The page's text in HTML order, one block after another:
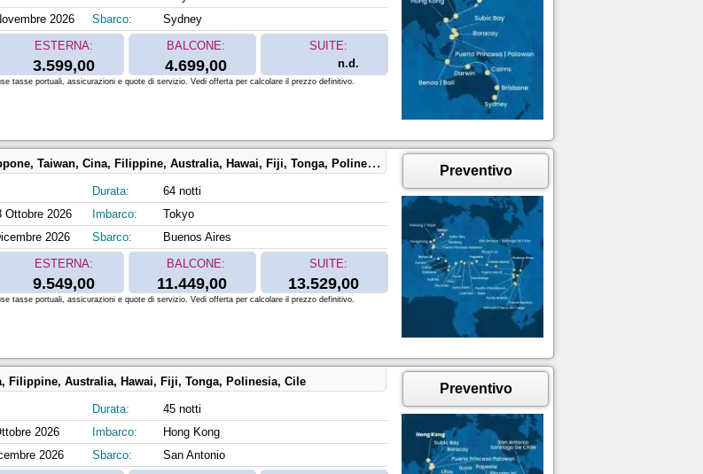
2026
Sbarco:
Sydney
ESTERNA:
3.599,00
BALCONE:
4.699,00
SUITE:
n.d.
tasse portuali, assicurazioni e quote di servizio. Vedi offerta per calcolare il prezzo definitivo.
Taiwan, Cina, Filippine, Australia, Hawai, Fiji, Tonga, Polinesia, Cile, Argentina
Ottobre 2026
2026
Durata:
64 notti
Imbarco:
Tokyo
Sbarco:
Buenos Aires
ESTERNA:
9.549,00
BALCONE:
11.449,00
SUITE:
13.529,00
Preventivo
tasse portuali, assicurazioni e quote di servizio. Vedi offerta per calcolare il prezzo definitivo.
Filippine, Australia, Hawai, Fiji, Tonga, Polinesia, Cile
2026
2026
Durata:
45 notti
Imbarco:
Hong Kong
Sbarco:
San Antonio
Preventivo